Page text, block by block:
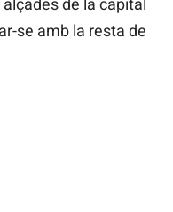
de la capital
se amb la resta de